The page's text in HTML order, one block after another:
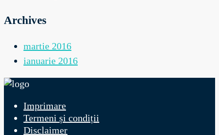
Archives
martie 2016
ianuarie 2016
Imprimare
Termeni și condiții
Disclaimer